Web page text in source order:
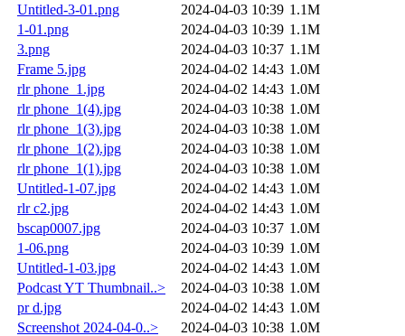
Untitled-3-01.png
2024-04-03 10:39 1.1M
1-01.png
2024-04-03 10:39 1.1M
3.png
2024-04-03 10:37 1.1M
Frame 5.jpg
2024-04-02 14:43 1.0M
rlr phone_1.jpg
2024-04-02 14:43 1.0M
rlr phone_1(4).jpg
2024-04-03 10:38 1.0M
rlr phone_1(3).jpg
2024-04-03 10:38 1.0M
rlr phone_1(2).jpg
2024-04-03 10:38 1.0M
rlr phone_1(1).jpg
2024-04-03 10:38 1.0M
Untitled-1-07.jpg
2024-04-02 14:43 1.0M
rlr c2.jpg
2024-04-02 14:43 1.0M
bscap0007.jpg
2024-04-03 10:37 1.0M
1-06.png
2024-04-03 10:39 1.0M
Untitled-1-03.jpg
2024-04-02 14:43 1.0M
Podcast YT Thumbnail..>
2024-04-03 10:38 1.0M
pr d.jpg
2024-04-02 14:43 1.0M
Screenshot 2024-04-0..>
2024-04-03 10:38 1.0M